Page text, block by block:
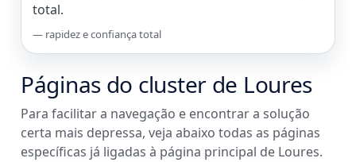
total.
— rapidez e confiança total
Páginas do cluster de Loures
Para facilitar a navegação e encontrar a solução
certa mais depressa, veja abaixo todas as páginas
específicas já ligadas à página principal de Loures.